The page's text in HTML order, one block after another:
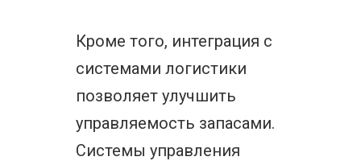
Кроме того, интеграция с
системами логистики
позволяет улучшить
управляемость запасами.
Системы управления